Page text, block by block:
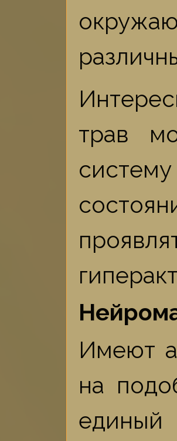
трав
Имеют
на